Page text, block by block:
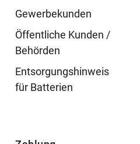
Gewerbekunden
Öffentliche Kunden /
Behörden
Entsorgungshinweis
für Batterien